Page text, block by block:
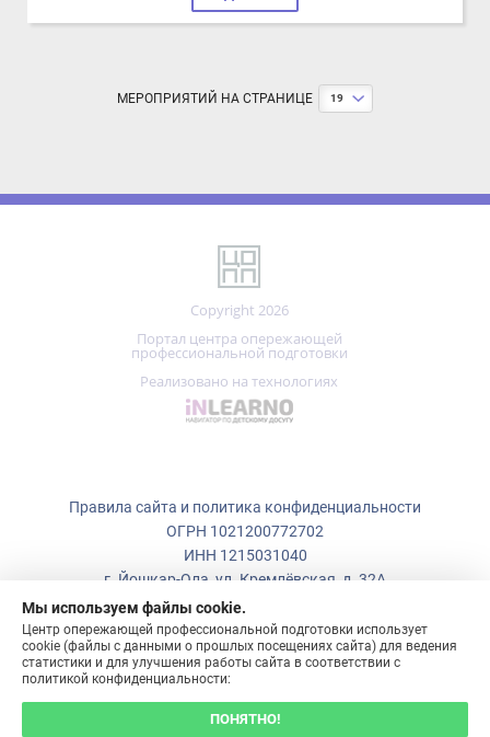
Copyright 2026
Портал центра опережающей
профессиональной подготовки
Реализовано на технологиях
ОГРН 1021200772702
ИНН 1215031040
copp_12@mail.ru
Мы используем файлы cookie.
cookie (файлы с данными о прошлых посещениях сайта) для ведения
статистики и для улучшения работы сайта в соответствии с
политикой конфиденциальности:
ПОНЯТНО!